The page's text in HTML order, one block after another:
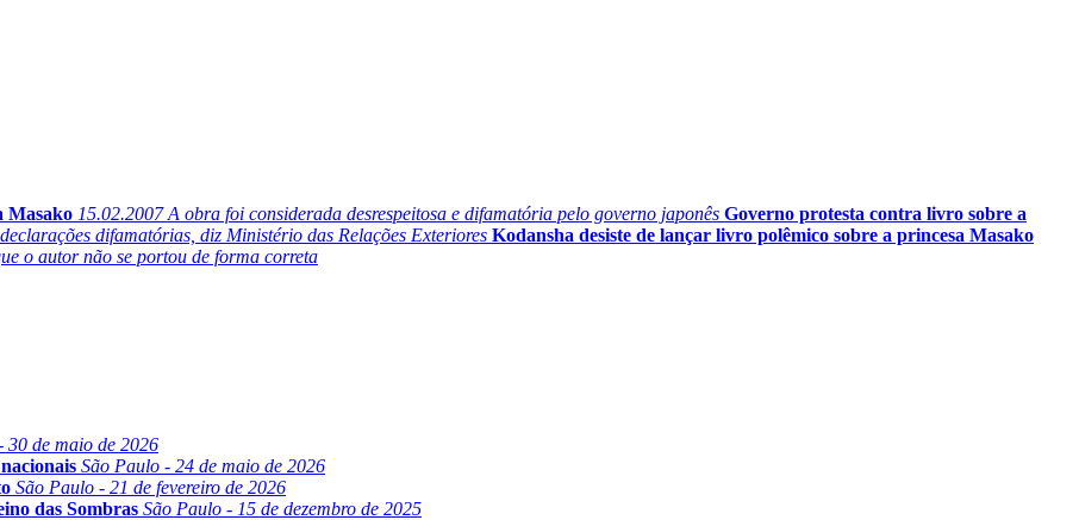
Masako 15.02.2007A obra foi considerada desrespeitosa e difamatória pelo governo japonês Governo protesta contra livro sobre a
difamatórias, diz Ministério das Relações Exteriores Kodansha desiste de lançar livro polêmico sobre a princesa Masako
o autor não se portou de forma correta
30 de maio de 2026
São Paulo - 24 de maio de 2026
São Paulo - 21 de fevereiro de 2026
das Sombras São Paulo - 15 de dezembro de 2025